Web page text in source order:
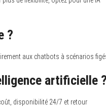
?
aux chatbots à scénarios
artificielle
disponibilité 24/7 et retour